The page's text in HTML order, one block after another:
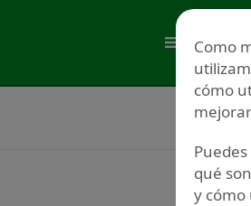
Menú
Como
cómo
qué
y cómo